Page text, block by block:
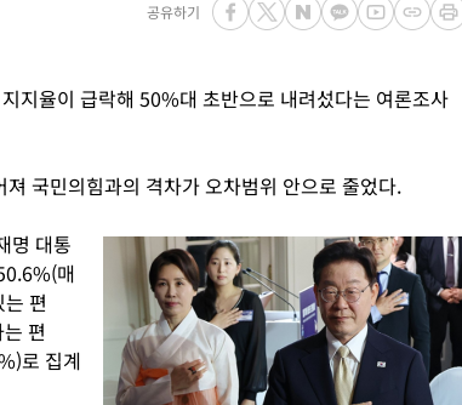
공유하기
지율이 급락해 50%대 초반으로 내려섰다는 여론조사
국민의힘과의 격차가 오차범위 안으로 줄었다.
명 대통
매
편
편
로 집계